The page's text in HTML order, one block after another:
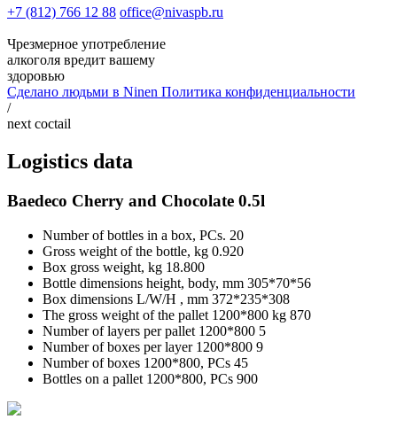
+7 (812) 766 12 88 office@nivaspb.ru
Чрезмерное употребление
алкоголя вредит вашему
здоровью
Сделано людьми в Ninen Политика конфиденциальности
/
next coctail
Logistics data
Baedeco Cherry and Chocolate 0.5l
Number of bottles in a box, PCs. 20
Gross weight of the bottle, kg 0.920
Box gross weight, kg 18.800
Bottle dimensions height, body, mm 305*70*56
Box dimensions L/W/H , mm 372*235*308
The gross weight of the pallet 1200*800 kg 870
Number of layers per pallet 1200*800 5
Number of boxes per layer 1200*800 9
Number of boxes 1200*800, PCs 45
Bottles on a pallet 1200*800, PCs 900